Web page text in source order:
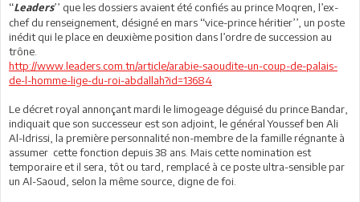
‘‘Leaders’’ que les dossiers avaient été confiés au prince Moqren, l’ex-
chef du renseignement, désigné en mars ‘‘vice-prince héritier’’, un poste
inédit qui le place en deuxième position dans l’ordre de succession au
trône.
http://www.leaders.com.tn/article/arabie-saoudite-un-coup-de-palais-
de-l-homme-lige-du-roi-abdallah?id=13684
Le décret royal annonçant mardi le limogeage déguisé du prince Bandar,
indiquait que son successeur est son adjoint, le général Youssef ben Ali
Al-Idrissi, la première personnalité non-membre de la famille régnante à
assumer cette fonction depuis 38 ans. Mais cette nomination est
temporaire et il sera, tôt ou tard, remplacé à ce poste ultra-sensible par
un Al-Saoud, selon la même source, digne de foi.